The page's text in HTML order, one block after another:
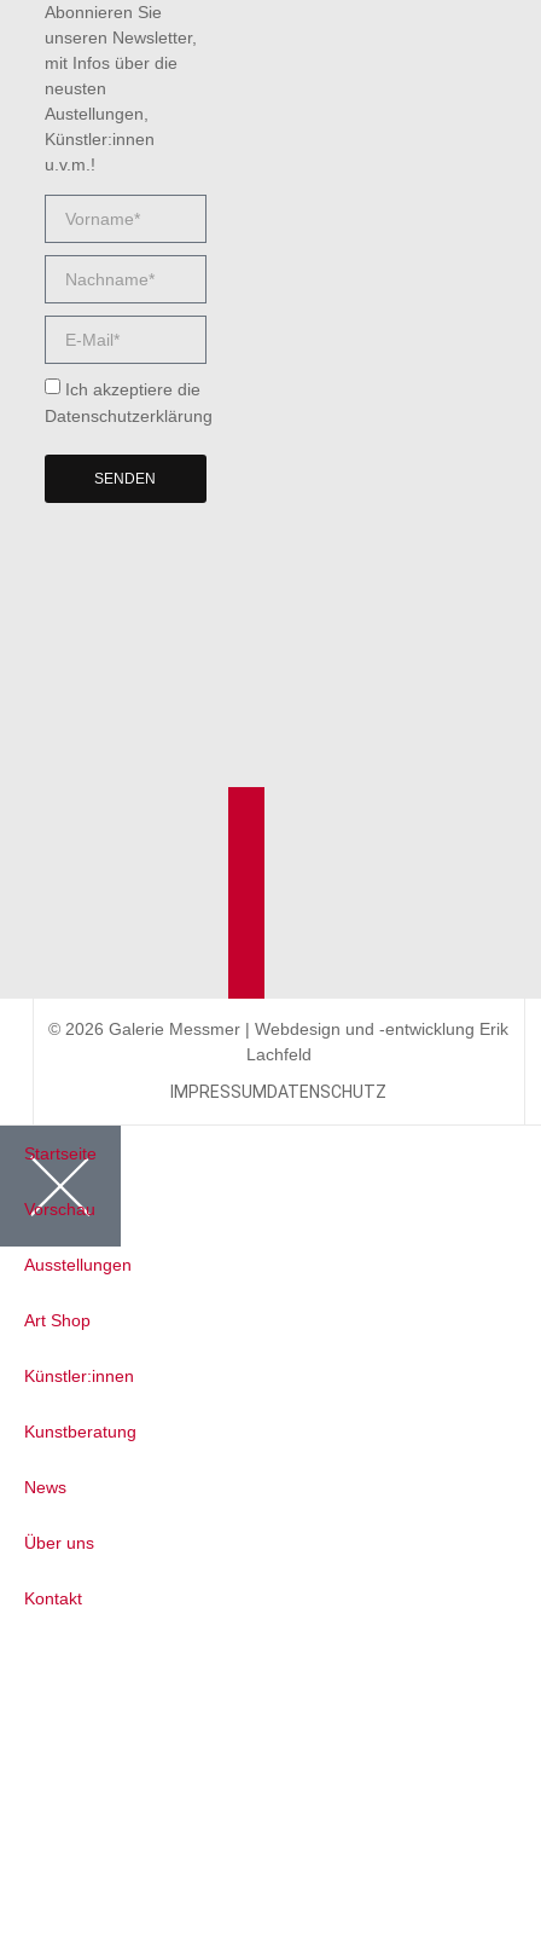
Abonnieren Sie
unseren Newsletter,
mit Infos über die
neusten
Austellungen,
Künstler:innen
u.v.m.!
Ich akzeptiere die
Datenschutzerklärung
SENDEN
© 2026 Galerie Messmer | Webdesign und -entwicklung Erik
Lachfeld
IMPRESSUM DATENSCHUTZ
Startseite
Vorschau
Ausstellungen
Art Shop
Künstler:innen
Kunstberatung
News
Über uns
Kontakt